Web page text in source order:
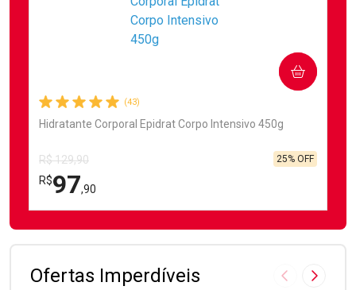
(43)
Hidratante Corporal Epidrat Corpo Intensivo 450g
R$ 129,90
R$97,90
25% OFF
COMPRAR
FECHAR
FECHAR
Ofertas Imperdíveis Imagem